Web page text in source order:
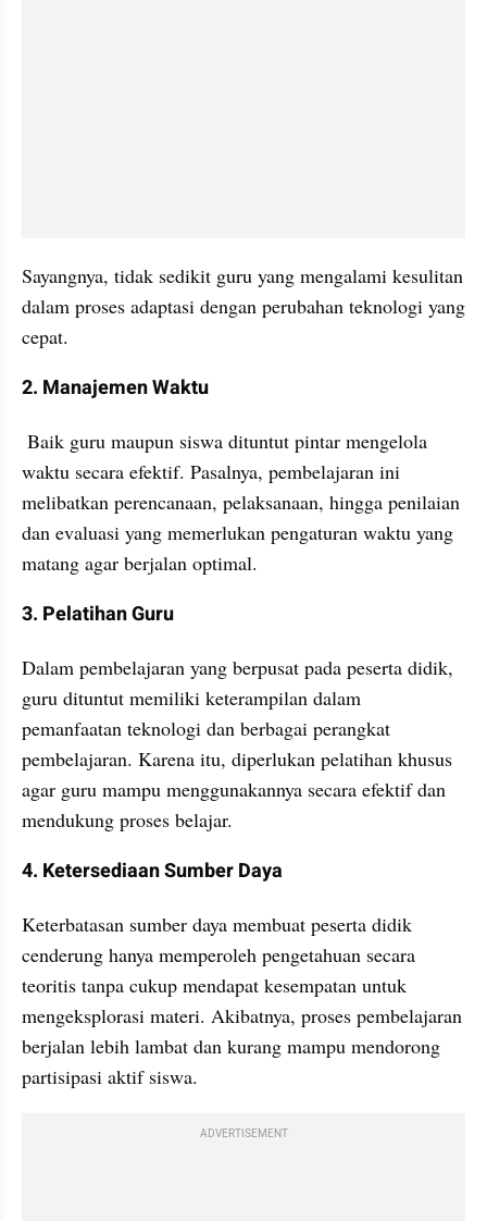
Sayangnya, tidak sedikit guru yang mengalami kesulitan
dalam proses adaptasi dengan perubahan teknologi yang
cepat.
2. Manajemen Waktu
waktu secara efektif. Pasalnya, pembelajaran ini
melibatkan perencanaan, pelaksanaan, hingga penilaian
dan evaluasi yang memerlukan pengaturan waktu yang
matang agar berjalan optimal.
3. Pelatihan Guru
Dalam pembelajaran yang berpusat pada peserta didik,
guru dituntut memiliki keterampilan dalam
pemanfaatan teknologi dan berbagai perangkat
pembelajaran. Karena itu, diperlukan pelatihan khusus
agar guru mampu menggunakannya secara efektif dan
mendukung proses belajar.
4. Ketersediaan Sumber Daya
Keterbatasan sumber daya membuat peserta didik
cenderung hanya memperoleh pengetahuan secara
teoritis tanpa cukup mendapat kesempatan untuk
mengeksplorasi materi. Akibatnya, proses pembelajaran
berjalan lebih lambat dan kurang mampu mendorong
partisipasi aktif siswa.
ADVERTISEMENT